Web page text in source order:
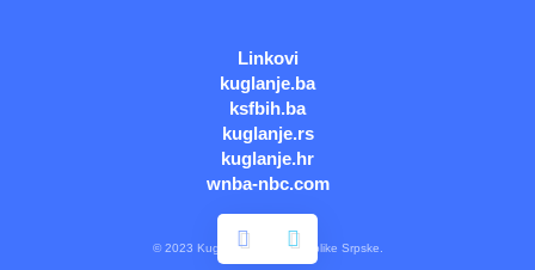
Linkovi
kuglanje.ba
ksfbih.ba
kuglanje.rs
kuglanje.hr
wnba-nbc.com
© 2023 Kuglaški savez Republike Srpske.